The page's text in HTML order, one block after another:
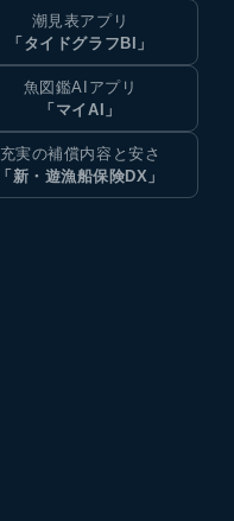
潮見表アプリ
「タイドグラフBI」
魚図鑑AIアプリ
「マイAI」
充実の補償内容と安さ
「新・遊漁船保険DX」